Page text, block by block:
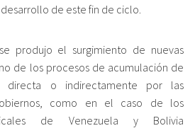
de este fin de ciclo.
produjo el surgimiento de nuevas
de los procesos de acumulación de
directa o indirectamente por las
como en el caso de los
de Venezuela y Bolivia